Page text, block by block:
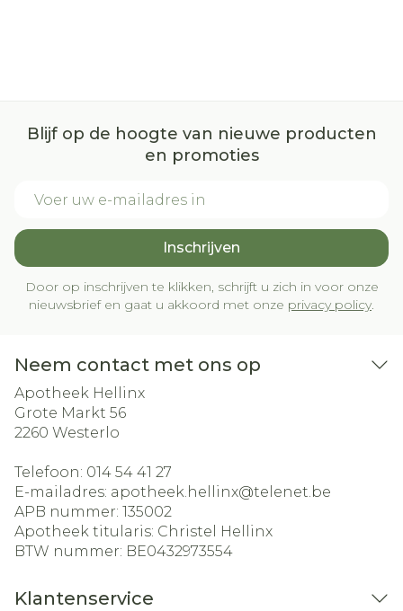
Blijf op de hoogte van nieuwe producten
en promoties
Inschrijven
Door op inschrijven te klikken, schrijft u zich in voor onze
nieuwsbrief en gaat u akkoord met onze privacy policy.
Neem contact met ons op
Apotheek Hellinx
Grote Markt 56
2260 Westerlo
Telefoon: 014 54 41 27
E-mailadres: apotheek.hellinx@telenet.be
APB nummer: 135002
Apotheek titularis: Christel Hellinx
BTW nummer: BE0432973554
Klantenservice